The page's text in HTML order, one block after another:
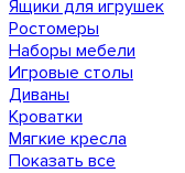
Ящики для игрушек
Ростомеры
Наборы мебели
Игровые столы
Диваны
Кроватки
Мягкие кресла
Показать все